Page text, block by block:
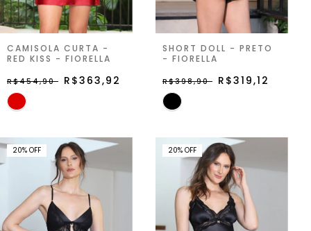
CAMISOLA CURTA -
RED KISS - FIORELLA
R$454,90 R$363,92
SHORT DOLL - PRETO
- FIORELLA
R$398,90 R$319,12
20% OFF 20% OFF